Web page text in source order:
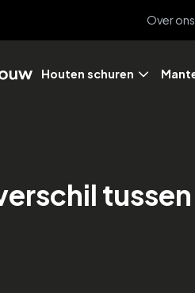
Over ons
Houten schuren